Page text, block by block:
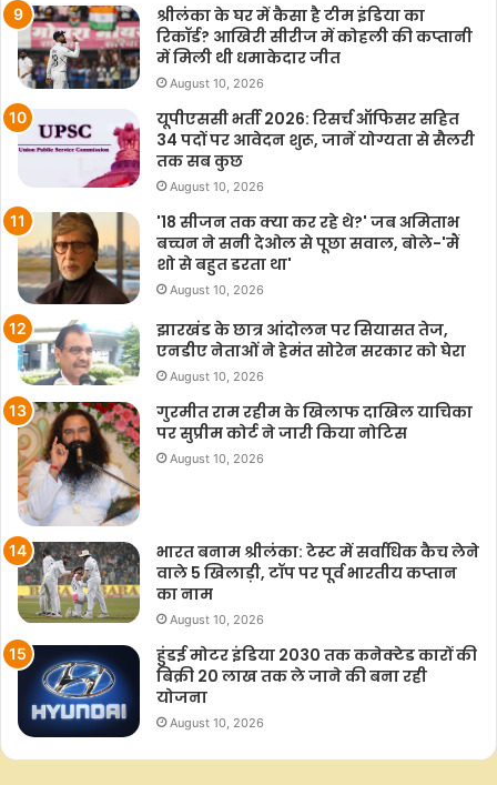
श्रीलंका के घर में कैसा है टीम इंडिया का
रिकॉर्ड? आखिरी सीरीज में कोहली की कप्तानी
में मिली थी धमाकेदार जीत
August 10, 2026
यूपीएससी भर्ती 2026: रिसर्च ऑफिसर सहित
34 पदों पर आवेदन शुरू, जानें योग्यता से सैलरी
तक सब कुछ
August 10, 2026
'18 सीजन तक क्या कर रहे थे?' जब अमिताभ
बच्चन ने सनी देओल से पूछा सवाल, बोले-'मैं
शो से बहुत डरता था'
August 10, 2026
झारखंड के छात्र आंदोलन पर सियासत तेज,
एनडीए नेताओं ने हेमंत सोरेन सरकार को घेरा
August 10, 2026
गुरमीत राम रहीम के खिलाफ दाखिल याचिका
पर सुप्रीम कोर्ट ने जारी किया नोटिस
August 10, 2026
भारत बनाम श्रीलंका: टेस्ट में सर्वाधिक कैच लेने
वाले 5 खिलाड़ी, टॉप पर पूर्व भारतीय कप्तान
का नाम
August 10, 2026
हुंडई मोटर इंडिया 2030 तक कनेक्टेड कारों की
बिक्री 20 लाख तक ले जाने की बना रही
योजना
August 10, 2026